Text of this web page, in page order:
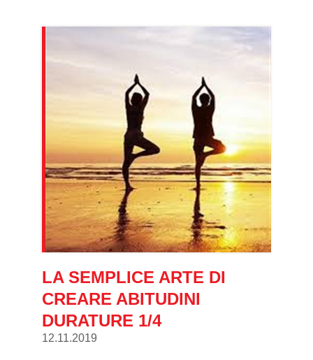
LA SEMPLICE ARTE DI
CREARE ABITUDINI
DURATURE 1/4
12.11.2019